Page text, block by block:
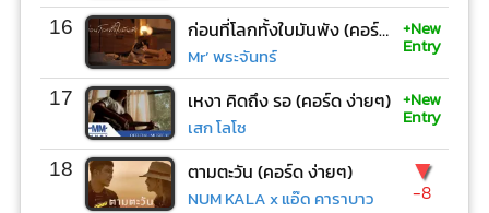
16 ก่อนที่โลกทั้งใบมันพัง (คอร์ด ง่ายๆ)
Mr’ พระจันทร์
+New
Entry
17 เหงา คิดถึง รอ (คอร์ด ง่ายๆ)
เสก โลโซ
+New
Entry
18 ตามตะวัน (คอร์ด ง่ายๆ)
NUM KALA x แอ๊ด คาราบาว
▼
-8